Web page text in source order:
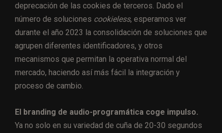
deprecación de las cookies de terceros. Dado el
número de soluciones cookieless, esperamos ver
durante el año 2023 la consolidación de soluciones que
agrupen diferentes identificadores, y otros
mecanismos que permitan la operativa normal del
mercado, haciendo así más fácil la integración y
proceso de cambio.
El branding de audio-programática coge impulso.
Ya no solo en su variedad de cuña de 20-30 segundos